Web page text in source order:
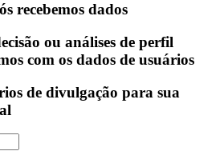
recebemos dados
ou análises de perfil
com os dados de usuários
de divulgação para sua